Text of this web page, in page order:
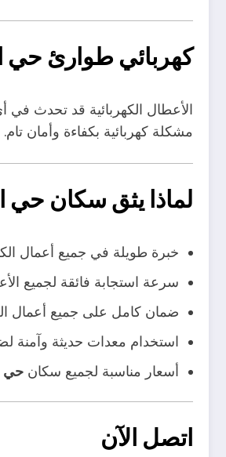
كهربائي طوارئ حي
الأعطال الكهربائية قد تحدث
مشكلة كهربائية بكفاءة وأمان تام.
لماذا يثق سكان حي
خبرة طويلة في جميع أعمال
سرعة استجابة فائقة لجميع
ضمان كامل على جميع أعمال
استخدام معدات حديثة وآمنة
أسعار مناسبة لجميع سكان حي
اتصل الآن